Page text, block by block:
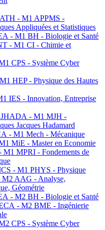
- M1 APPMS -
Appliquées et Statistiques
- M1 BH - Biologie et Santé
- M1 CI - Chimie et
CPS - Système Cyber
HEP - Physique des Hautes
IES - Innovation, Entreprise
- M1 MJH -
Jacques Hadamard
- M1 Mech - Mécanique
MiE - Master en Economie
MPRI - Fondements de
- M1 PHYS - Physique
AAG - Analyse,
Géométrie
- M2 BH - Biologie et Santé
- M2 BME - Ingénierie
CPS - Système Cyber